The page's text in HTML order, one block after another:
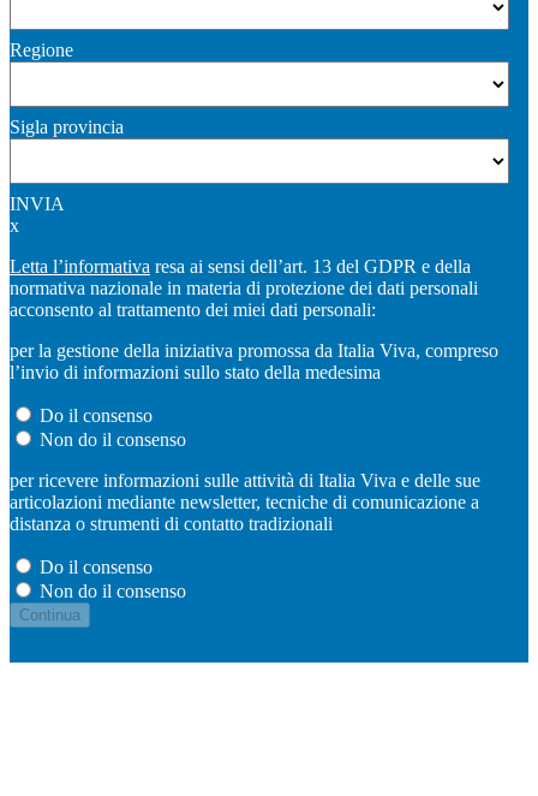
Regione
Sigla provincia
INVIA
x
Letta l’informativa resa ai sensi dell’art. 13 del GDPR e della
normativa nazionale in materia di protezione dei dati personali
acconsento al trattamento dei miei dati personali:
per la gestione della iniziativa promossa da Italia Viva, compreso
l’invio di informazioni sullo stato della medesima
Do il consenso
Non do il consenso
per ricevere informazioni sulle attività di Italia Viva e delle sue
articolazioni mediante newsletter, tecniche di comunicazione a
distanza o strumenti di contatto tradizionali
Do il consenso
Non do il consenso